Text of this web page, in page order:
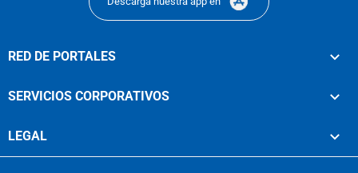
RED DE PORTALES
SERVICIOS CORPORATIVOS
LEGAL